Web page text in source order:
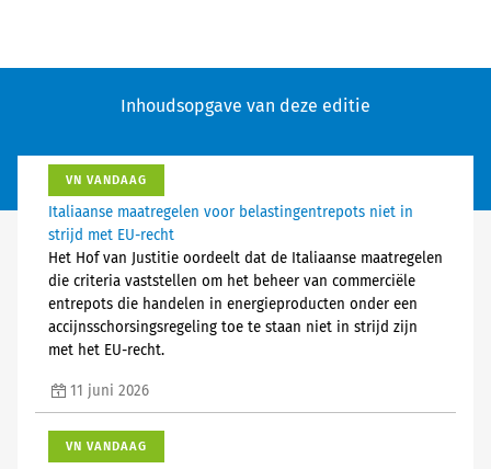
Inhoudsopgave van deze editie
VN VANDAAG
Italiaanse maatregelen voor belastingentrepots niet in
strijd met EU-recht
Het Hof van Justitie oordeelt dat de Italiaanse maatregelen
die criteria vaststellen om het beheer van commerciële
entrepots die handelen in energieproducten onder een
accijnsschorsingsregeling toe te staan niet in strijd zijn
met het EU-recht.
11 juni 2026
VN VANDAAG